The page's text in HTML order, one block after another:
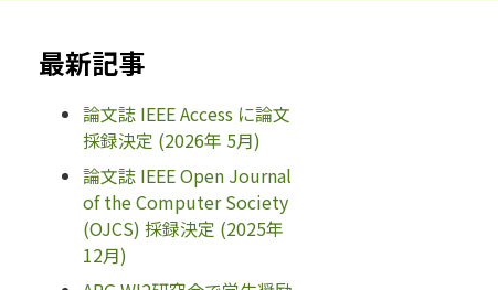
最新記事
論文誌 IEEE Access に論文
採録決定 (2026年 5月)
論文誌 IEEE Open Journal
of the Computer Society
(OJCS) 採録決定 (2025年
12月)